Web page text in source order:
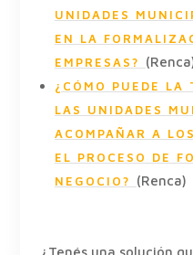
UNIDADES
EN LA
EMPRESAS?
¿CÓMO PUEDE LA
LAS UNIDADES
ACOMPAÑAR A
EL PROCESO DE
NEGOCIO? (Renca)